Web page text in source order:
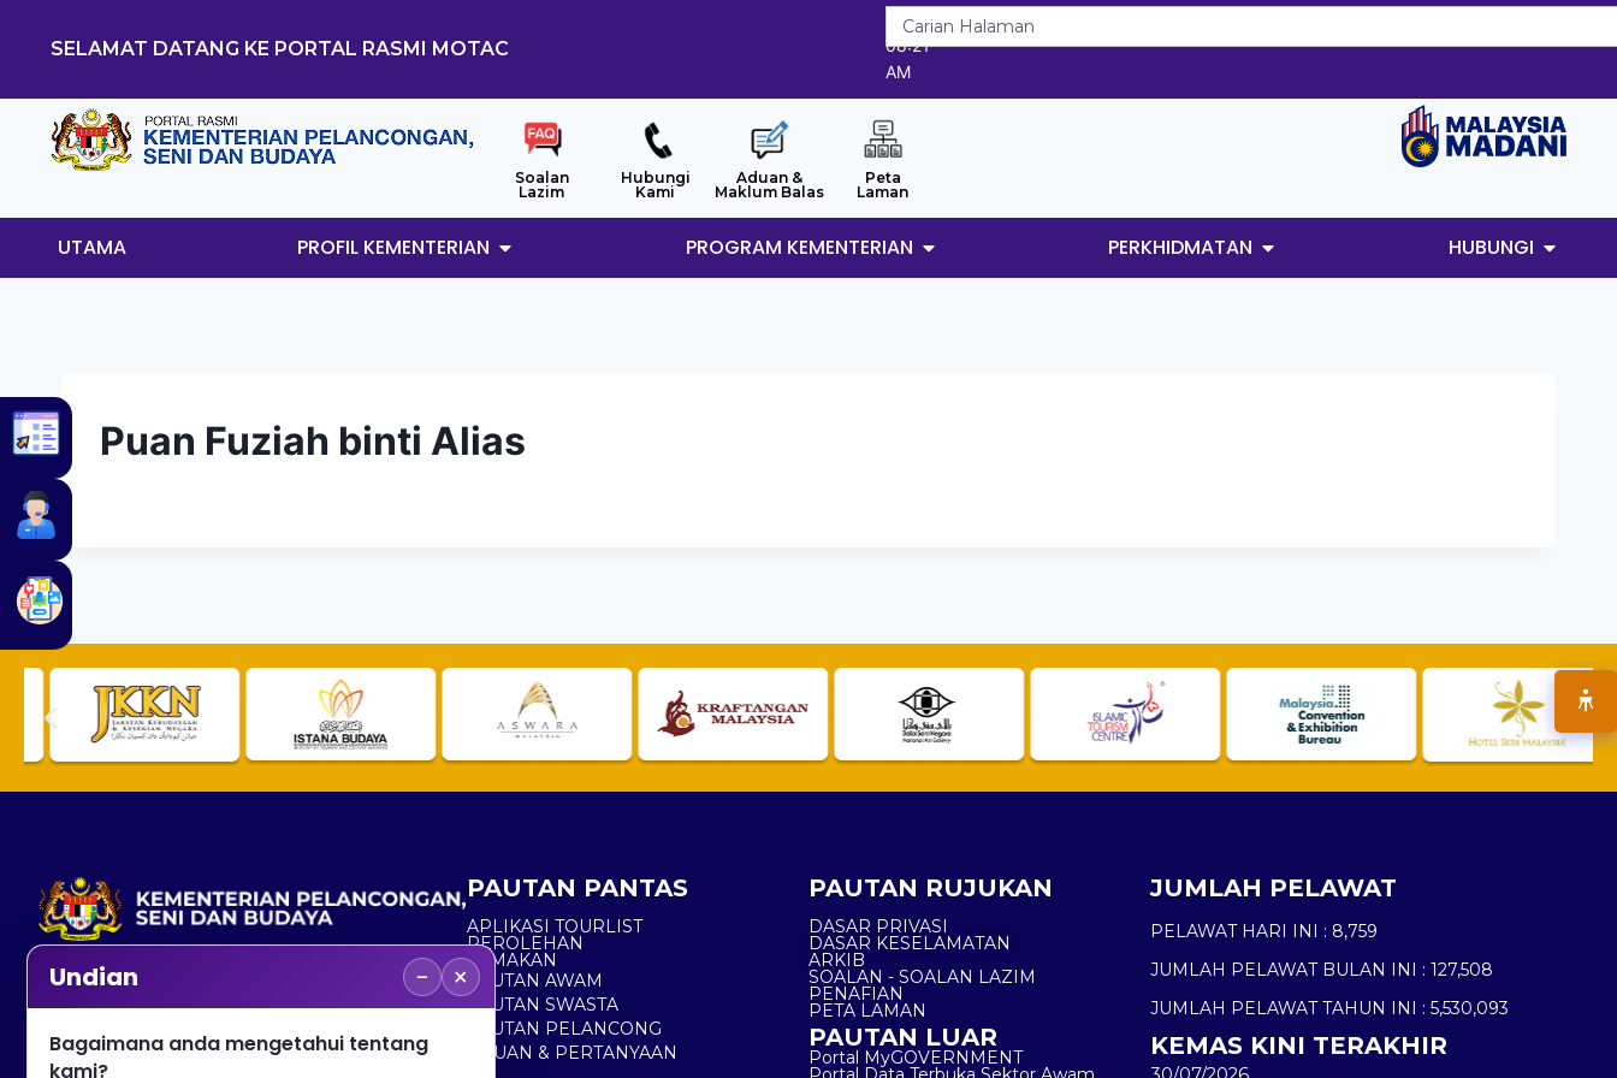
SELAMAT DATANG KE PORTAL RASMI MOTAC
8/8/2026
08:21
AM
Soalan
Lazim
Hubungi
Kami
Aduan &
Maklum Balas
Peta
Laman
UTAMA PROFIL KEMENTERIAN PROGRAM KEMENTERIAN PERKHIDMATAN HUBUNGI
Puan Fuziah binti Alias
No. 2, Menara 1, Jalan P5/6, Presint 5,
+603 8000 8000
PAUTAN PANTAS
APLIKASI TOURLIST
PEROLEHAN
SEMAKAN
PAUTAN AWAM
PAUTAN SWASTA
PAUTAN PELANCONG
ADUAN & PERTANYAAN
PAUTAN RUJUKAN
DASAR PRIVASI
DASAR KESELAMATAN
ARKIB
SOALAN - SOALAN LAZIM
PENAFIAN
PETA LAMAN
PAUTAN LUAR
Portal MyGOVERNMENT
JUMLAH PELAWAT
PELAWAT HARI INI : 8,759
JUMLAH PELAWAT BULAN INI : 127,508
JUMLAH PELAWAT TAHUN INI : 5,530,093
KEMAS KINI TERAKHIR
Undian − ×
Bagaimana anda mengetahui tentang
kami?